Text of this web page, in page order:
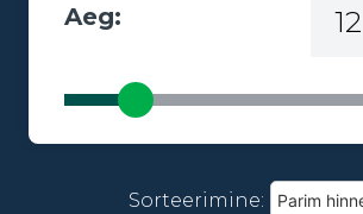
Aeg:
Sorteerimine: